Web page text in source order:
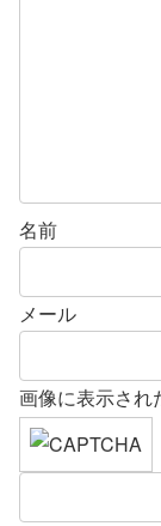
名前
メール
画像に表示され